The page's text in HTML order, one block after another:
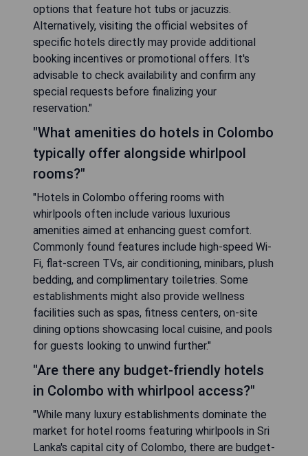
options that feature hot tubs or jacuzzis.
Alternatively, visiting the official websites of
specific hotels directly may provide additional
booking incentives or promotional offers. It's
advisable to check availability and confirm any
special requests before finalizing your
reservation."
"What amenities do hotels in Colombo
typically offer alongside whirlpool
rooms?"
"Hotels in Colombo offering rooms with
whirlpools often include various luxurious
amenities aimed at enhancing guest comfort.
Commonly found features include high-speed Wi-
Fi, flat-screen TVs, air conditioning, minibars, plush
bedding, and complimentary toiletries. Some
establishments might also provide wellness
facilities such as spas, fitness centers, on-site
dining options showcasing local cuisine, and pools
for guests looking to unwind further."
"Are there any budget-friendly hotels
in Colombo with whirlpool access?"
"While many luxury establishments dominate the
market for hotel rooms featuring whirlpools in Sri
Lanka's capital city of Colombo, there are budget-